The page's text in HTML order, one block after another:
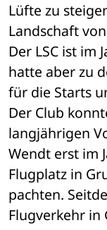
Lüfte zu
Landschaft
Der LSC ist im
hatte aber zu
für die Starts
Der Club
langjährigen
Wendt erst im
Flugplatz in
pachten.
Flugverkehr in